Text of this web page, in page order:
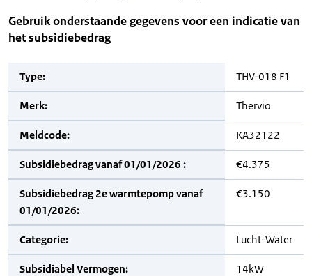
Gebruik onderstaande gegevens voor een indicatie van
het subsidiebedrag
Type: THV-018 F1
Merk: Thervio
Meldcode: KA32122
Subsidiebedrag vanaf 01/01/2026 : €4.375
Subsidiebedrag 2e warmtepomp vanaf
01/01/2026:
€3.150
Categorie: Lucht-Water
Subsidiabel Vermogen: 14kW